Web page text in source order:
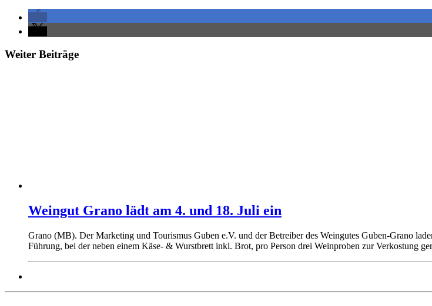
Weiter Beiträge
Weingut Grano lädt am 4. und 18. Juli ein
Grano (MB). Der Marketing und Tourismus Guben e.V. und der Betreiber des Weingutes Guben-Grano
Führung, bei der neben einem Käse- & Wurstbrett inkl. Brot, pro Person drei Weinproben zur Verkostung